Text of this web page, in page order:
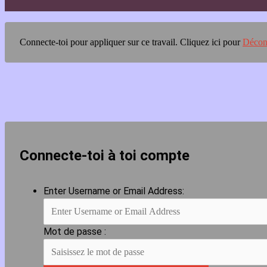
Connecte-toi pour appliquer sur ce travail. Cliquez ici pour
Connecte-toi à toi compte
Enter Username or Email Address:
Mot de passe :